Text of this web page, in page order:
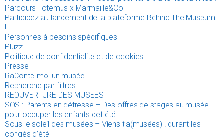
Parcours Totemus x Marmaille&Co
Participez au lancement de la plateforme Behind The Museum
!
Personnes à besoins spécifiques
Pluzz
Politique de confidentialité et de cookies
Presse
RaConte-moi un musée…
Recherche par filtres
RÉOUVERTURE DES MUSÉES
SOS : Parents en détresse – Des offres de stages au musée
pour occuper les enfants cet été
Sous le soleil des musées – Viens t’a(musées) ! durant les
congés d’été